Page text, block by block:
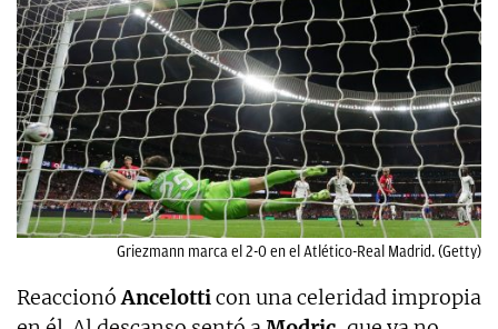
Griezmann marca el 2-0 en el Atlético-Real Madrid. (Getty)
ReaccionóAncelotticon una celeridad impropia